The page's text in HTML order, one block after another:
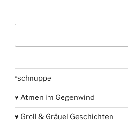
*schnuppe
♥ Atmen im Gegenwind
♥ Groll & Gräuel Geschichten